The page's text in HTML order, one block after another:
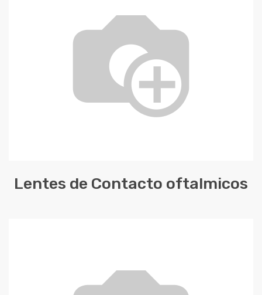
Lentes de Contacto oftalmicos